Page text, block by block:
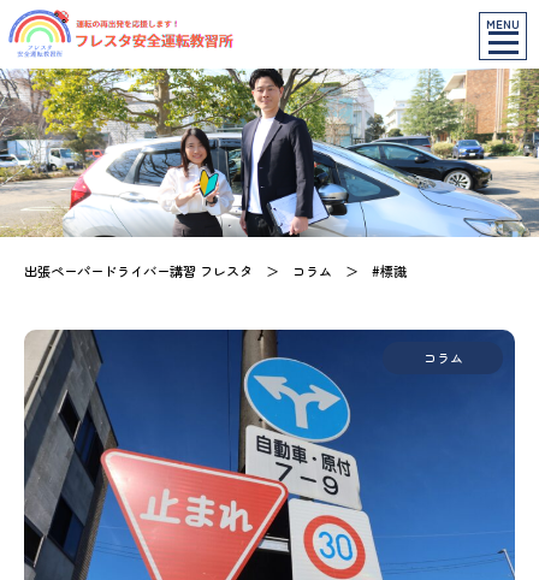
MENU
出張ペーパードライバー講習 フレスタ ＞ コラム ＞ #標識
コラム